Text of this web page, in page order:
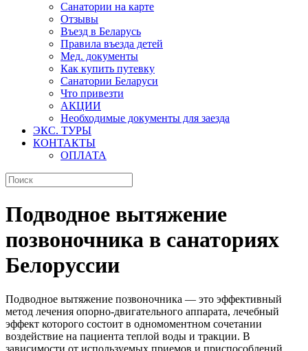
Санатории на карте
Отзывы
Въезд в Беларусь
Правила въезда детей
Мед. документы
Как купить путевку
Санатории Беларуси
Что привезти
АКЦИИ
Необходимые документы для заезда
ЭКС. ТУРЫ
КОНТАКТЫ
ОПЛАТА
Подводное вытяжение
позвоночника в санаториях
Белоруссии
Подводное вытяжение позвоночника — это эффективный
метод лечения опорно-двигательного аппарата, лечебный
эффект которого состоит в одномоментном сочетании
воздействие на пациента теплой воды и тракции. В
зависимости от используемых приемов и приспособлений